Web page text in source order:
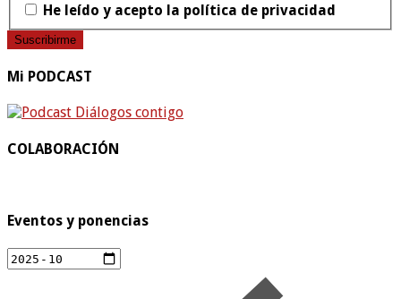
He leído y acepto la política de privacidad
Mi PODCAST
COLABORACIÓN
Eventos y ponencias